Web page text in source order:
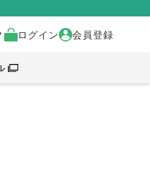
ログイン 会員登録